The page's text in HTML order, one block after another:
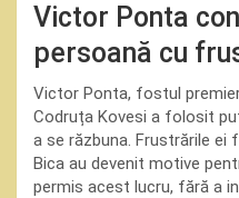
Victor Ponta
persoană cu
Victor Ponta, fostul
Codruța Kovesi a folosit
a se răzbuna. Frustrările ei
Bica au devenit motive
permis acest lucru, fără a